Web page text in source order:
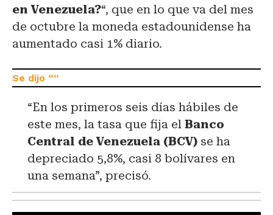
en Venezuela?“, que en lo que va del mes
de octubre la moneda estadounidense ha
aumentado casi 1% diario.
“En los primeros seis días hábiles de
este mes, la tasa que fija el Banco
Central de Venezuela (BCV) se ha
depreciado 5,8%, casi 8 bolívares en
una semana”, precisó.